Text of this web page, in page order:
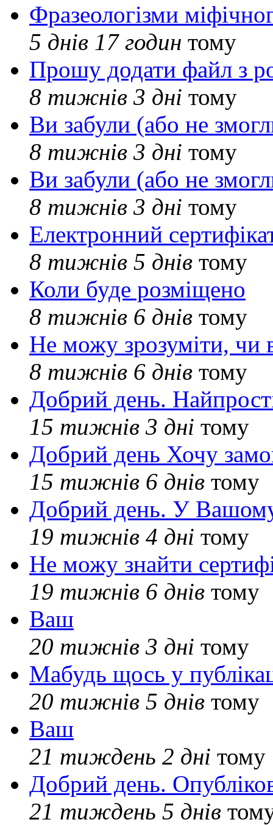
Фразеологізми
5 днів 17 годин тому
Прошу додати файл з
8 тижнів 3 дні тому
Ви забули (або не
8 тижнів 3 дні тому
Ви забули (або не
8 тижнів 3 дні тому
Електронний
8 тижнів 5 днів тому
Коли буде розміщено
8 тижнів 6 днів тому
Не можу зрозуміти, чи
8 тижнів 6 днів тому
Добрий день.
15 тижнів 3 дні тому
Добрий день Хочу
15 тижнів 6 днів тому
Добрий день. У Вашому
19 тижнів 4 дні тому
Не можу знайти
19 тижнів 6 днів тому
Ваш
20 тижнів 3 дні тому
Мабудь щось у
20 тижнів 5 днів тому
Ваш
21 тиждень 2 дні тому
Добрий день.
21 тиждень 5 днів